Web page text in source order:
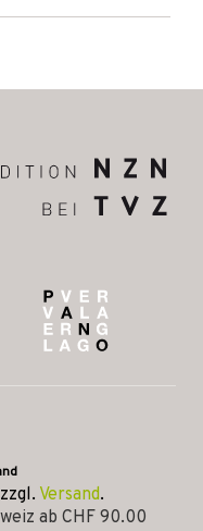
Versand.
ab CHF 90.00